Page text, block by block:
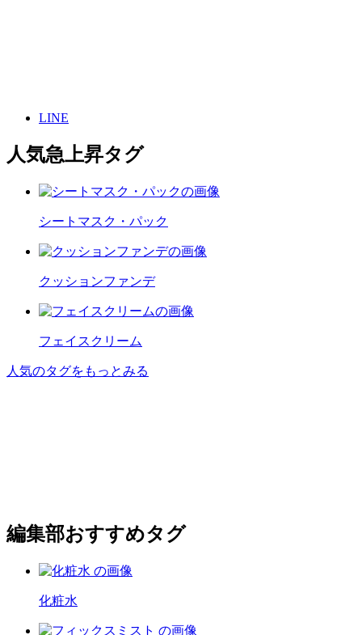
LINE
人気急上昇タグ
シートマスク・パック
クッションファンデ
フェイスクリーム
人気のタグをもっとみる
編集部おすすめタグ
化粧水